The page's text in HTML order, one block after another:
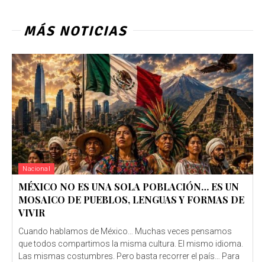
MÁS NOTICIAS
Nacional
MÉXICO NO ES UNA SOLA POBLACIÓN… ES UN
MOSAICO DE PUEBLOS, LENGUAS Y FORMAS DE
VIVIR
Cuando hablamos de México… Muchas veces pensamos
que todos compartimos la misma cultura. El mismo idioma.
Las mismas costumbres. Pero basta recorrer el país… Para